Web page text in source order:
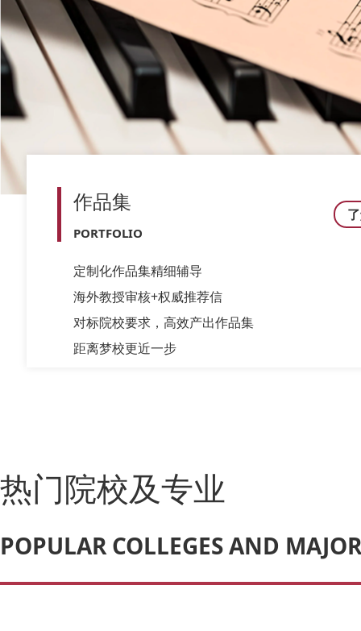
作品集
PORTFOLIO
定制化作品集精细辅导
海外教授审核+权威推荐信
对标院校要求，高效产出作品集
距离梦校更近一步
热门院校及专业
POPULAR COLLEGES AND